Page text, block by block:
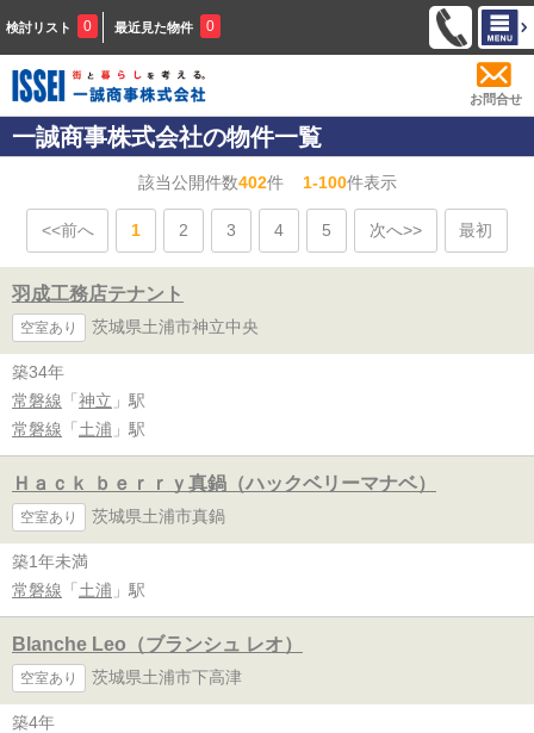
検討リスト 0 最近見た物件 0
お問合せ
一誠商事株式会社の物件一覧
該当公開件数402件1-100件表示
<<前へ 1 2 3 4 5 次へ>> 最初
羽成工務店テナント
空室あり 茨城県土浦市神立中央
築34年
常磐線 「 神立 」駅
常磐線 「 土浦 」駅
Ｈａｃｋ ｂｅｒｒｙ真鍋（ハックベリーマナベ）
空室あり 茨城県土浦市真鍋
築1年未満
常磐線 「 土浦 」駅
Blanche Leo（ブランシュ レオ）
空室あり 茨城県土浦市下高津
築4年